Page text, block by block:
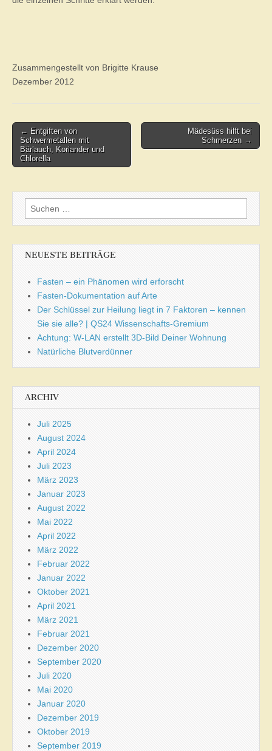
Zusammengestellt von Brigitte Krause
Dezember 2012
Post
navigation
← Entgiften von
Schwermetallen mit
Bärlauch, Koriander und
Chlorella
Mädesüss hilft bei
Schmerzen →
Suchen
nach:
NEUESTE BEITRÄGE
Fasten – ein Phänomen wird erforscht
Fasten-Dokumentation auf Arte
Der Schlüssel zur Heilung liegt in 7 Faktoren – kennen
Sie sie alle? | QS24 Wissenschafts-Gremium
Achtung: W-LAN erstellt 3D-Bild Deiner Wohnung
Natürliche Blutverdünner
ARCHIV
Juli 2025
August 2024
April 2024
Juli 2023
März 2023
Januar 2023
August 2022
Mai 2022
April 2022
März 2022
Februar 2022
Januar 2022
Oktober 2021
April 2021
März 2021
Februar 2021
Dezember 2020
September 2020
Juli 2020
Mai 2020
Januar 2020
Dezember 2019
Oktober 2019
September 2019